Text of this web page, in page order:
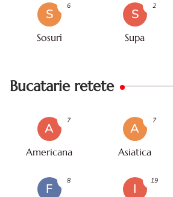
S
Sosuri
6
S
Supa
2
Bucatarie retete
A
Americana
7
A
Asiatica
7
F
8
I
19